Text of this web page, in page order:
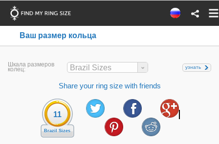
Ваш размер кольца
Шкала размеров
колец: Brazil Sizes узнать
Share your ring size with friends
11
Brazil Sizes